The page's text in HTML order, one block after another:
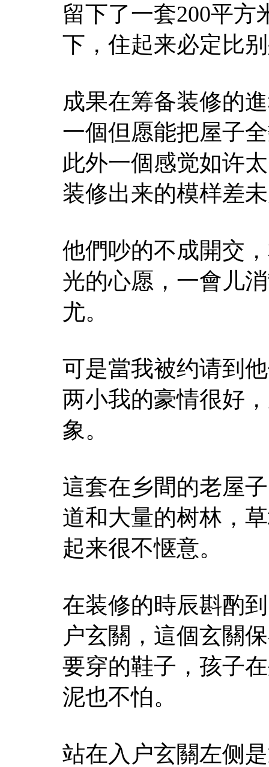
留下了一套200平
下，住起来必定比
成果在筹备装修的
一個但愿能把屋子
此外一個感觉如许
装修出来的模样差
他們吵的不成開交
光的心愿，一會儿
尤。
可是當我被约请到
两小我的豪情很好
象。
這套在乡間的老屋
道和大量的树林，
起来很不惬意。
在装修的時辰斟酌
户玄關，這個玄關
要穿的鞋子，孩子
泥也不怕。
站在入户玄關左侧